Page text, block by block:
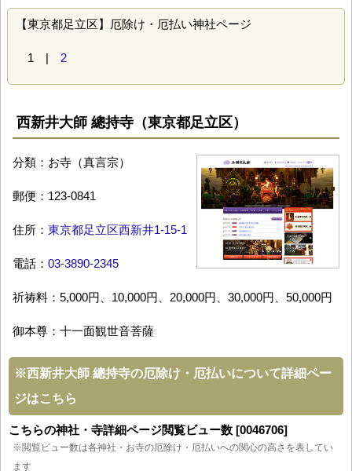
【東京都足立区】厄除け・厄払い神社ページ
1 | 2
西新井大師 總持寺（東京都足立区）
分類：お寺（真言宗）
郵便：123-0841
住所： 東京都足立区西新井1-15-1
電話： 03-3890-2345
祈祷料：5,000円、10,000円、20,000円、30,000円、50,000円
御本尊：十一面観世音菩薩
※西新井大師 總持寺の厄除け・厄払いについて詳細ペー
ジはこちら
こちらの神社・寺詳細ページ閲覧ビュー数 [0046706]
※閲覧ビュー数は各神社・お寺の厄除け・厄払いへの関心の高さを表してい
ます